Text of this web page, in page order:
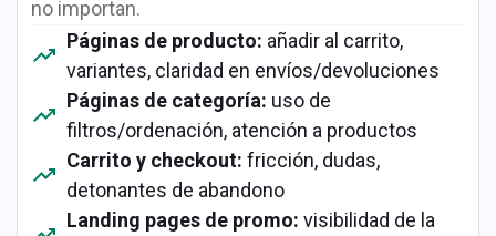
no importan.
Páginas de producto: añadir al carrito,
variantes, claridad en envíos/devoluciones
Páginas de categoría: uso de
filtros/ordenación, atención a productos
Carrito y checkout: fricción, dudas,
detonantes de abandono
Landing pages de promo: visibilidad de la